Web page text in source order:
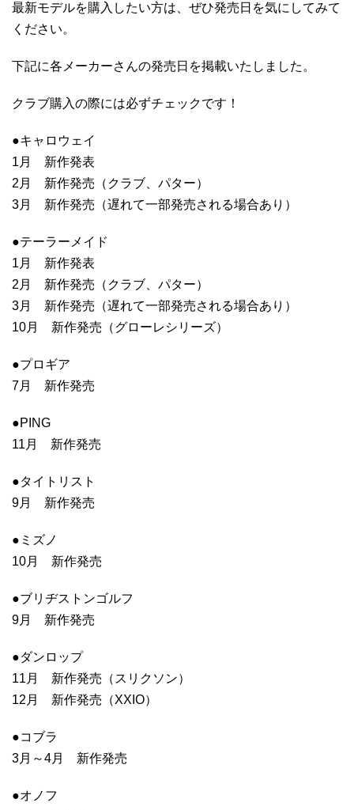
最新モデルを購入したい方は、ぜひ発売日を気にしてみて
ください。
下記に各メーカーさんの発売日を掲載いたしました。
クラブ購入の際には必ずチェックです！
●キャロウェイ
1月 新作発表
2月 新作発売（クラブ、パター）
3月 新作発売（遅れて一部発売される場合あり）
●テーラーメイド
1月 新作発表
2月 新作発売（クラブ、パター）
3月 新作発売（遅れて一部発売される場合あり）
10月 新作発売（グローレシリーズ）
●プロギア
7月 新作発売
●PING
11月 新作発売
●タイトリスト
9月 新作発売
●ミズノ
10月 新作発売
●ブリヂストンゴルフ
9月 新作発売
●ダンロップ
11月 新作発売（スリクソン）
12月 新作発売（XXIO）
●コブラ
3月～4月 新作発売
●オノフ